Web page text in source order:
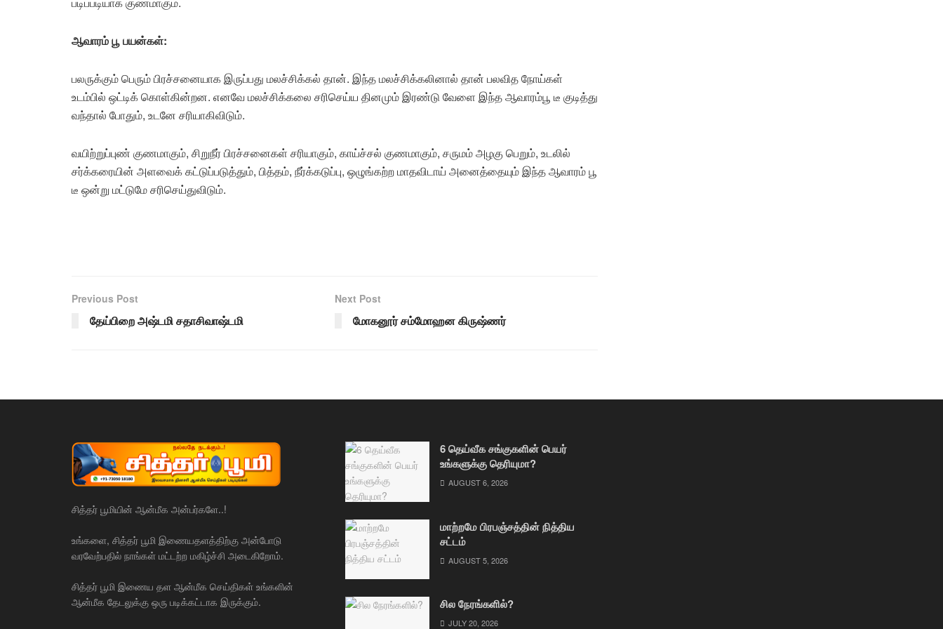
ஆவாரம் பூ பயன்கள்:
பலருக்கும் பெரும் பிரச்சனையாக இருப்பது மலச்சிக்கல் தான். இந்த மலச்சிக்கலினால் தான் பலவித நோய்கள்
உடம்பில் ஒட்டிக் கொள்கின்றன. எனவே மலச்சிக்கலை சரிசெய்ய தினமும் இரண்டு வேளை இந்த ஆவாரம்பூ டீ குடித்து
வந்தால் போதும், உடனே சரியாகிவிடும்.
வயிற்றுப்புண் குணமாகும், சிறுநீர் பிரச்சனைகள் சரியாகும், காய்ச்சல் குணமாகும், சருமம் அழகு பெறும், உடலில்
சர்க்கரையின் அளவைக் கட்டுப்படுத்தும், பித்தம், நீர்க்கடுப்பு, ஒழுங்கற்ற மாதவிடாய் அனைத்தையும் இந்த ஆவாரம் பூ
டீ ஒன்று மட்டுமே சரிசெய்துவிடும்.
Previous Post
தேய்பிறை அஷ்டமி சதாசிவாஷ்டமி
Next Post
மோகனூர் சம்மோஹன கிருஷ்ணர்
சித்தர் பூமியின் ஆன்மீக அன்பர்களே..!
உங்களை, சித்தர் பூமி இணையதளத்திற்கு அன்போடு
வரவேற்பதில் நாங்கள் மட்டற்ற மகிழ்ச்சி அடைகிறோம்.
சித்தர் பூமி இணைய தள ஆன்மீக செய்திகள் உங்களின்
ஆன்மீக தேடலுக்கு ஒரு படிக்கட்டாக இருக்கும்.
6 தெய்வீக சங்குகளின் பெயர்
உங்களுக்கு தெரியுமா?
AUGUST 6, 2026
மாற்றமே பிரபஞ்சத்தின் நித்திய
சட்டம்
AUGUST 5, 2026
சில நேரங்களில்?
JULY 20, 2026